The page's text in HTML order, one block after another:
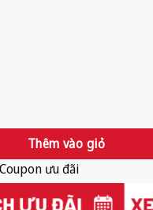
số lượng
Thêm vào giỏ
ưu đãi